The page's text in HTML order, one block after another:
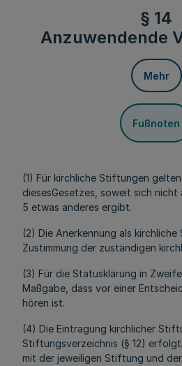
§ 14
Anzuwendende
Mehr
Fußnoten
(1) Für kirchliche Stiftungen
diesesGesetzes, soweit sich
5 etwas anderes ergibt.
(2) Die Anerkennung als
Zustimmung der zuständigen
(3) Für die Statusklärung in
Maßgabe, dass vor einer
hören ist.
(4) Die Eintragung kirchlicher
Stiftungsverzeichnis (§ 12) erfolgt
mit der jeweiligen Stiftung und